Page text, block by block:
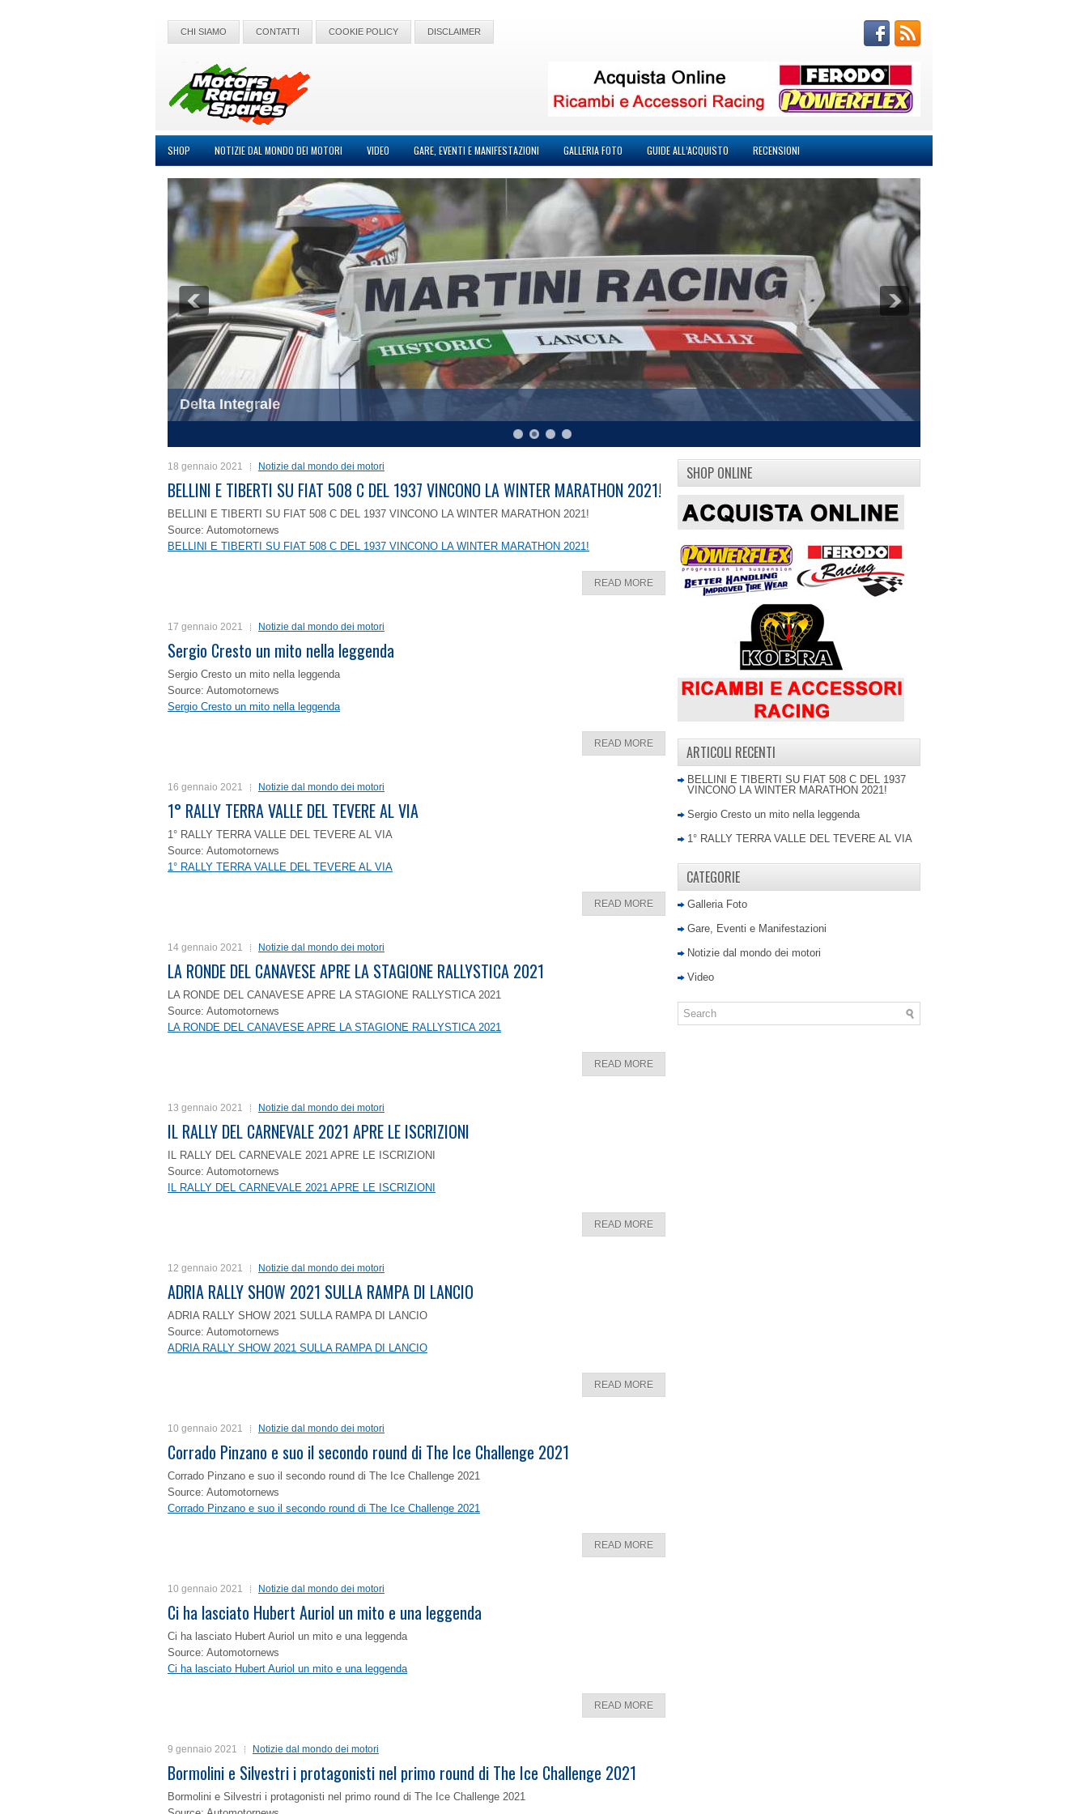
CHI SIAMO CONTATTI COOKIE POLICY DISCLAIMER
SHOP NOTIZIE DAL MONDO DEI MOTORI VIDEO GARE, EVENTI E MANIFESTAZIONI GALLERIA FOTO GUIDE ALL’ACQUISTO RECENSIONI
Delta Integrale
18 gennaio 2021 Notizie dal mondo dei motori
BELLINI E TIBERTI SU FIAT 508 C DEL 1937 VINCONO LA WINTER MARATHON 2021!
BELLINI E TIBERTI SU FIAT 508 C DEL 1937 VINCONO LA WINTER MARATHON 2021!
Source: Automotornews
BELLINI E TIBERTI SU FIAT 508 C DEL 1937 VINCONO LA WINTER MARATHON 2021!
READ MORE
17 gennaio 2021 Notizie dal mondo dei motori
Sergio Cresto un mito nella leggenda
Sergio Cresto un mito nella leggenda
Source: Automotornews
Sergio Cresto un mito nella leggenda
READ MORE
16 gennaio 2021 Notizie dal mondo dei motori
1° RALLY TERRA VALLE DEL TEVERE AL VIA
1° RALLY TERRA VALLE DEL TEVERE AL VIA
Source: Automotornews
1° RALLY TERRA VALLE DEL TEVERE AL VIA
READ MORE
14 gennaio 2021 Notizie dal mondo dei motori
LA RONDE DEL CANAVESE APRE LA STAGIONE RALLYSTICA 2021
LA RONDE DEL CANAVESE APRE LA STAGIONE RALLYSTICA 2021
Source: Automotornews
LA RONDE DEL CANAVESE APRE LA STAGIONE RALLYSTICA 2021
READ MORE
13 gennaio 2021 Notizie dal mondo dei motori
IL RALLY DEL CARNEVALE 2021 APRE LE ISCRIZIONI
IL RALLY DEL CARNEVALE 2021 APRE LE ISCRIZIONI
Source: Automotornews
IL RALLY DEL CARNEVALE 2021 APRE LE ISCRIZIONI
READ MORE
12 gennaio 2021 Notizie dal mondo dei motori
ADRIA RALLY SHOW 2021 SULLA RAMPA DI LANCIO
ADRIA RALLY SHOW 2021 SULLA RAMPA DI LANCIO
Source: Automotornews
ADRIA RALLY SHOW 2021 SULLA RAMPA DI LANCIO
READ MORE
10 gennaio 2021 Notizie dal mondo dei motori
Corrado Pinzano e suo il secondo round di The Ice Challenge 2021
Corrado Pinzano e suo il secondo round di The Ice Challenge 2021
Source: Automotornews
Corrado Pinzano e suo il secondo round di The Ice Challenge 2021
READ MORE
10 gennaio 2021 Notizie dal mondo dei motori
Ci ha lasciato Hubert Auriol un mito e una leggenda
Ci ha lasciato Hubert Auriol un mito e una leggenda
Source: Automotornews
Ci ha lasciato Hubert Auriol un mito e una leggenda
READ MORE
9 gennaio 2021 Notizie dal mondo dei motori
Bormolini e Silvestri i protagonisti nel primo round di The Ice Challenge 2021
Bormolini e Silvestri i protagonisti nel primo round di The Ice Challenge 2021
SHOP ONLINE
ARTICOLI RECENTI
BELLINI E TIBERTI SU FIAT 508 C DEL 1937
VINCONO LA WINTER MARATHON 2021!
Sergio Cresto un mito nella leggenda
1° RALLY TERRA VALLE DEL TEVERE AL VIA
CATEGORIE
Galleria Foto
Gare, Eventi e Manifestazioni
Notizie dal mondo dei motori
Video